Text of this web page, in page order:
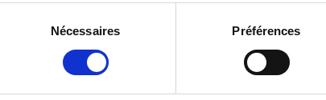
consentement
Nécessaires Préférences